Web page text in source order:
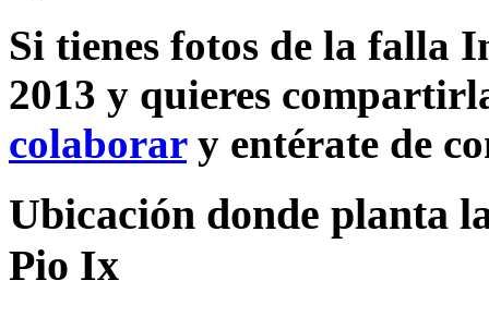
Si tienes fotos de la falla
2013 y quieres
colaborary entérate de
Ubicación donde planta
Pio Ix